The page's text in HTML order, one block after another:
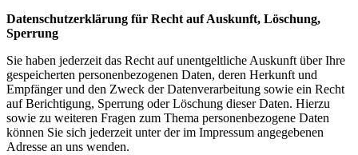
Datenschutzerklärung für Recht auf Auskunft, Löschung,
Sperrung
Sie haben jederzeit das Recht auf unentgeltliche Auskunft über Ihre
gespeicherten personenbezogenen Daten, deren Herkunft und
Empfänger und den Zweck der Datenverarbeitung sowie ein Recht
auf Berichtigung, Sperrung oder Löschung dieser Daten. Hierzu
sowie zu weiteren Fragen zum Thema personenbezogene Daten
können Sie sich jederzeit unter der im Impressum angegebenen
Adresse an uns wenden.